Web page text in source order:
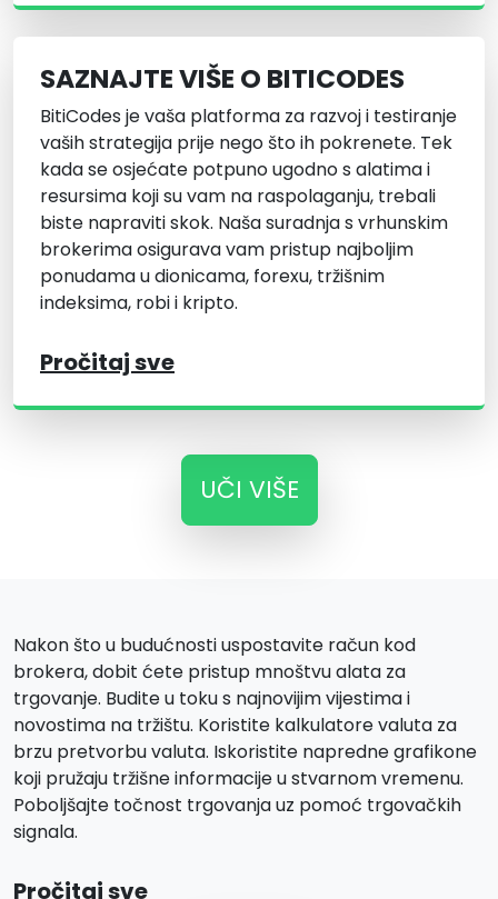
SAZNAJTE VIŠE O BITICODES
BitiCodes je vaša platforma za razvoj i testiranje
vaših strategija prije nego što ih pokrenete. Tek
kada se osjećate potpuno ugodno s alatima i
resursima koji su vam na raspolaganju, trebali
biste napraviti skok. Naša suradnja s vrhunskim
brokerima osigurava vam pristup najboljim
ponudama u dionicama, forexu, tržišnim
indeksima, robi i kripto.
Pročitaj sve
UČI VIŠE
Nakon što u budućnosti uspostavite račun kod
brokera, dobit ćete pristup mnoštvu alata za
trgovanje. Budite u toku s najnovijim vijestima i
novostima na tržištu. Koristite kalkulatore valuta za
brzu pretvorbu valuta. Iskoristite napredne grafikone
koji pružaju tržišne informacije u stvarnom vremenu.
Poboljšajte točnost trgovanja uz pomoć trgovačkih
signala.
Pročitaj sve